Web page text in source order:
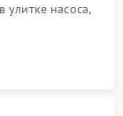
улитке насоса,
платы
проводки.